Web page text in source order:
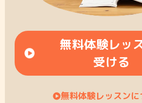
無料体験レッ
受ける
無料体験レッスンに